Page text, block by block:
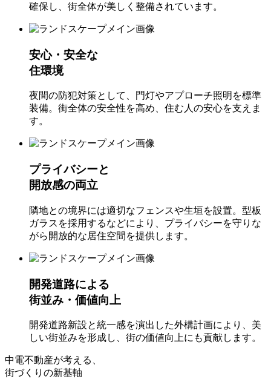
確保し、街全体が美しく整備されています。
安心・安全な
住環境
夜間の防犯対策として、門灯やアプローチ照明を標準
装備。街全体の安全性を高め、住む人の安心を支えま
す。
プライバシーと
開放感の両立
隣地との境界には適切なフェンスや生垣を設置。型板
ガラスを採用するなどにより、プライバシーを守りな
がら開放的な居住空間を提供します。
開発道路による
街並み・価値向上
開発道路新設と統一感を演出した外構計画により、美
しい街並みを形成し、街の価値向上にも貢献します。
中電不動産が考える、
街づくりの新基軸